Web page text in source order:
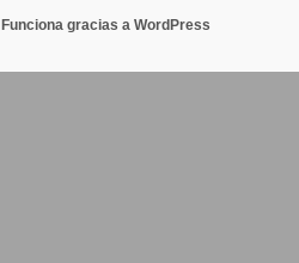
Funciona gracias a WordPress